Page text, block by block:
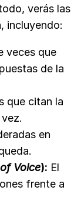
verás las
incluyendo:
veces que
de la
que citan la
en
Voice): El
frente a